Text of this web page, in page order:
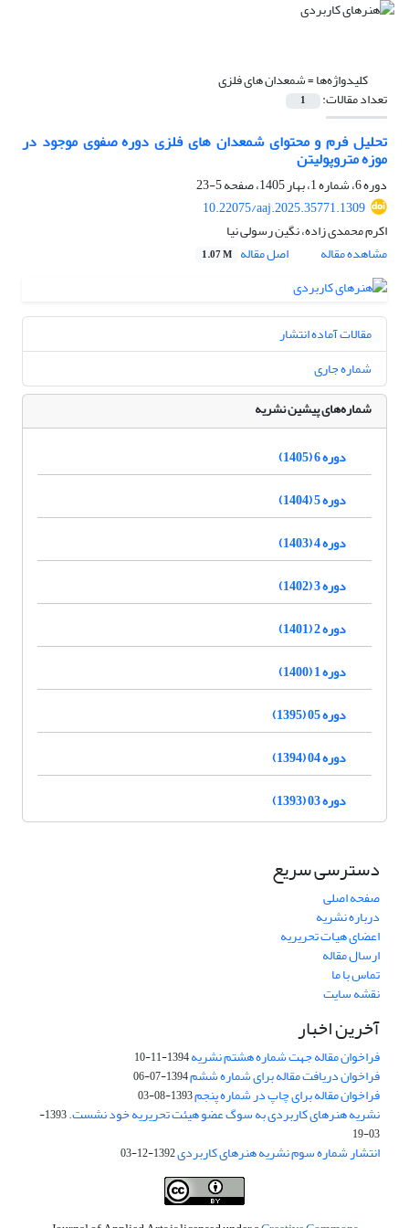
کلیدواژه‌ها =شمعدان های فلزی
تعداد مقالات: 1
تحلیل فرم و محتوای شمعدان های فلزی دوره صفوی موجود در
موزه متروپولیتن
دوره 6، شماره 1، بهار 1405، صفحه
5-23
10.22075/aaj.2025.35771.1309
اکرم محمدی زاده، نگین رسولی نیا
مشاهده مقاله
اصل مقاله 1.07 M
مقالات آماده انتشار
شماره جاری
شماره‌های پیشین نشریه
دوره 6 (1405)
دوره 5 (1404)
دوره 4 (1403)
دوره 3 (1402)
دوره 2 (1401)
دوره 1 (1400)
دوره 05 (1395)
دوره 04 (1394)
دوره 03 (1393)
دسترسی سریع
صفحه اصلی
درباره نشریه
اعضای هیات تحریریه
ارسال مقاله
تماس با ما
نقشه سایت
آخرین اخبار
فراخوان مقاله جهت شماره هشتم نشریه1394-11-10
فراخوان دریافت مقاله برای شماره ششم1394-07-06
فراخوان مقاله برای چاپ در شماره پنجم1393-08-03
نشریه هنرهای کاربردی به سوگ عضو هیئت تحریریه خود نشست.
1393-
03-19
انتشار شماره سوم نشریه هنرهای کاربردی1392-12-03